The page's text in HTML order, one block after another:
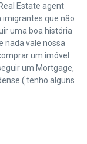
Estate agent
imigrantes que não
uma boa história
nada vale nossa
um imóvel
um Mortgage,
( tenho alguns